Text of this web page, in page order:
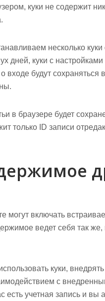
куки не содержит
несколько
дней, куки с
будут сохраняться
в браузере будет
только ID записи
могут включать
ведет себя так
куки,
с
учетная запись и вы